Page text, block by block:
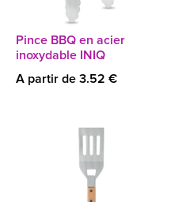
Pince BBQ en acier
inoxydable INIQ
A partir de 3.52 €